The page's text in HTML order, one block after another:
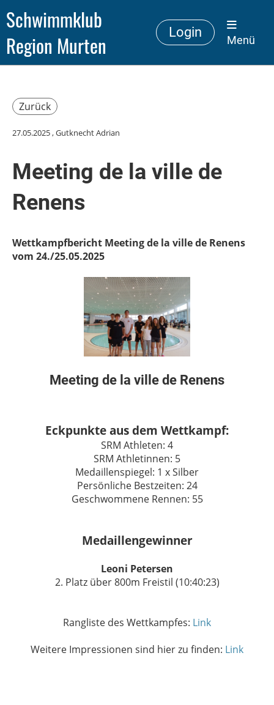
Schwimmklub
Region Murten
Login
Menü
Zurück
27.05.2025, Gutknecht Adrian
Meeting de la ville de
Renens
Wettkampfbericht Meeting de la ville de Renens
vom 24./25.05.2025
Meeting de la ville de Renens
Eckpunkte aus dem Wettkampf:
SRM Athleten: 4
SRM Athletinnen: 5
Medaillenspiegel: 1 x Silber
Persönliche Bestzeiten: 24
Geschwommene Rennen: 55
Medaillengewinner
Leoni Petersen
2. Platz über 800m Freistil (10:40:23)
Rangliste des Wettkampfes: Link
Weitere Impressionen sind hier zu finden: Link